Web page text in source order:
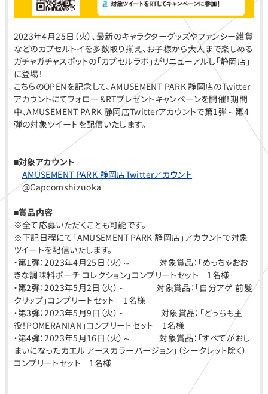
2023年4月25日（火）、最新のキャラクターグッズやファンシー雑貨
などのカプセルトイを多数取り揃え、お子様から大人まで楽しめる
ガチャガチャスポットの「カプセルラボ」がリニューアルし「静岡店」
に登場！
こちらのOPENを記念して、AMUSEMENT PARK 静岡店のTwitter
アカウントにてフォロー＆RTプレゼントキャンペーンを開催！期間
中、AMUSEMENT PARK 静岡店Twitterアカウントで第1弾～第4
弾の対象ツイートを配信いたします。
■対象アカウント
AMUSEMENT PARK 静岡店Twitterアカウント
@Capcomshizuoka
■賞品内容
※全て応募いただくことも可能です。
※下記日程にて「AMUSEMENT PARK 静岡店」アカウントで対象
ツイートを配信いたします。
・第1弾：2023年4月25日（火）～ 対象賞品：「めっちゃおお
きな調味料ポーチ コレクション」コンプリートセット 1名様
・第2弾：2023年5月2日（火）～ 対象賞品：「自分アゲ 前髪
クリップ」コンプリートセット 1名様
・第3弾：2023年5月9日（火）～ 対象賞品：「どっちも主
役！POMERANIAN」コンプリートセット 1名様
・第4弾：2023年5月16日（火）～ 対象賞品：「すべてがおし
まいになったカエル アースカラーバージョン」（シークレット除く）
コンプリートセット 1名様